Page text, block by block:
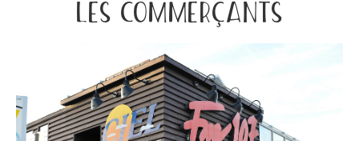
LES COMMERÇANTS